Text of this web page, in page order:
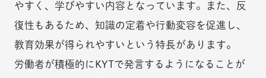
やすく、学びやすい内容となっています。また、反
復性もあるため、知識の定着や行動変容を促進し、
教育効果が得られやすいという特長があります。
労働者が積極的にKYTで発言するようになることが